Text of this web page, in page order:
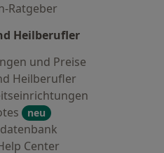
Ratgeber
Heilberufler
und Preise
Heilberufler
neu
Center